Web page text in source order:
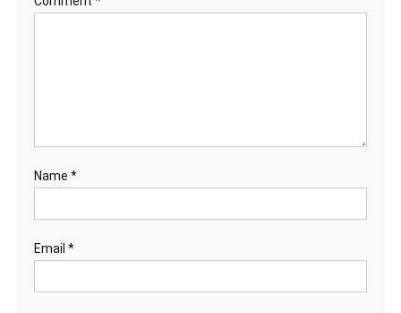
Name *
Email *